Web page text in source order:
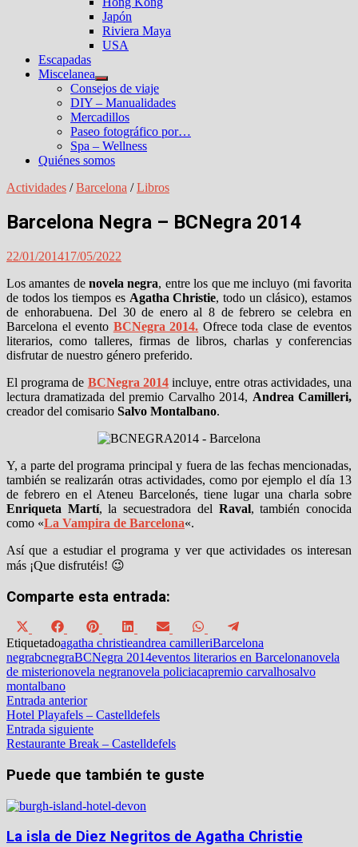
Japón
Riviera Maya
USA
Escapadas
Miscelanea
Mostrar
el
submenú
Consejos de viaje
DIY – Manualidades
Mercadillos
Paseo fotográfico por…
Spa – Wellness
Quiénes somos
Actividades /Barcelona /Libros
Barcelona Negra – BCNegra 2014
22/01/201417/05/2022
Los amantes denovela negra, entre los que me incluyo (mi favorita
de todos los tiempos es Agatha Christie, todo un clásico), estamos
de enhorabuena. Del 30 de enero al 8 de febrero se celebra en
Barcelona el evento BCNegra 2014. Ofrece toda clase de eventos
literarios, como talleres, firmas de libros, charlas y conferencias
disfrutar de nuestro género preferido.
El programa de BCNegra 2014incluye, entre otras actividades, una
lectura dramatizada del premio Carvalho 2014, Andrea Camilleri,
creador del comisario Salvo Montalbano.
Y, a parte del programa principal y fuera de las fechas mencionadas,
también se realizarán otras actividades, como por ejemplo el día 13
de febrero en el Ateneu Barcelonés, tiene lugar una charla sobre
Enriqueta Martí, la secuestradora del Raval, también conocida
como «La Vampira de Barcelona«.
Así que a estudiar el programa y ver que actividades os interesan
más ¡Que disfrutéis! 😉
Comparte esta entrada:
Compartir
en
X
(Twitter)
Compartir
en
Facebook
Compartir
en
Pinterest
Compartir
en
LinkedIn
Compartir
en
Email
Compartir
en
WhatsApp
en
Telegram
Etiquetadoagatha christieandrea camilleriBarcelona
negrabcnegraBCNegra 2014eventos literarios en Barcelonanovela
de misterionovela negranovela policiacapremio carvalhosalvo
montalbano
Navegación
de
entradas
Entrada anteriorEntrada
anterior:
Hotel Playafels – Castelldefels
Entrada siguienteEntrada
siguiente:
Restaurante Break – Castelldefels
Puede que también te guste
La isla de Diez Negritos de Agatha Christie